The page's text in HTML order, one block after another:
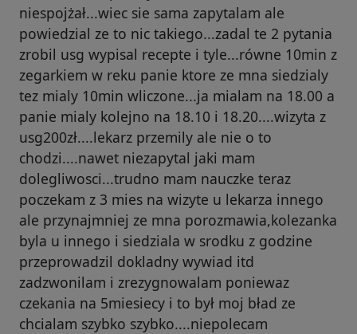
niespojżał...wiec sie sama zapytalam ale
powiedzial ze to nic takiego...zadal te 2 pytania
zrobil usg wypisal recepte i tyle...równe 10min z
zegarkiem w reku panie ktore ze mna siedzialy
tez mialy 10min wliczone...ja mialam na 18.00 a
panie mialy kolejno na 18.10 i 18.20....wizyta z
usg200zł....lekarz przemily ale nie o to
chodzi....nawet niezapytal jaki mam
dolegliwosci...trudno mam nauczke teraz
poczekam z 3 mies na wizyte u lekarza innego
ale przynajmniej ze mna porozmawia,kolezanka
byla u innego i siedziala w srodku z godzine
przeprowadzil dokladny wywiad itd
zadzwonilam i zrezygnowalam poniewaz
czekania na 5miesiecy i to był moj bład ze
chcialam szybko szybko....niepolecam